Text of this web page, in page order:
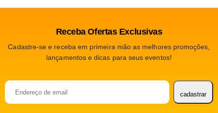
Receba Ofertas Exclusivas
Cadastre-se e receba em primeira mão as melhores promoções,
lançamentos e dicas para seus eventos!
Please leave
cadastrar